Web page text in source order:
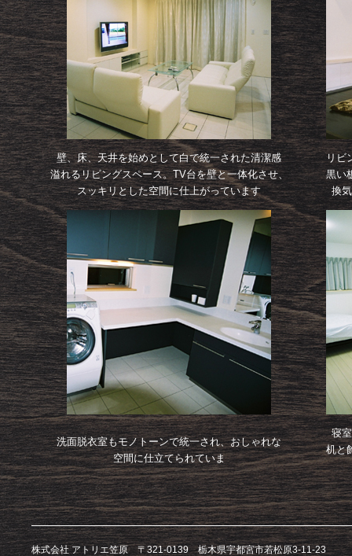
壁、床、天井を始めとして白で統一された清潔感
溢れるリビングスペース。TV台を壁と一体化させ、
スッキリとした空間に仕上がっています
リビ
黒い
換
洗面脱衣室もモノトーンで統一され、おしゃれな
空間に仕立てられていま
寝
机と
株式会社 アトリエ笠原 〒321-0139 栃木県宇都宮市若松原3-11-23